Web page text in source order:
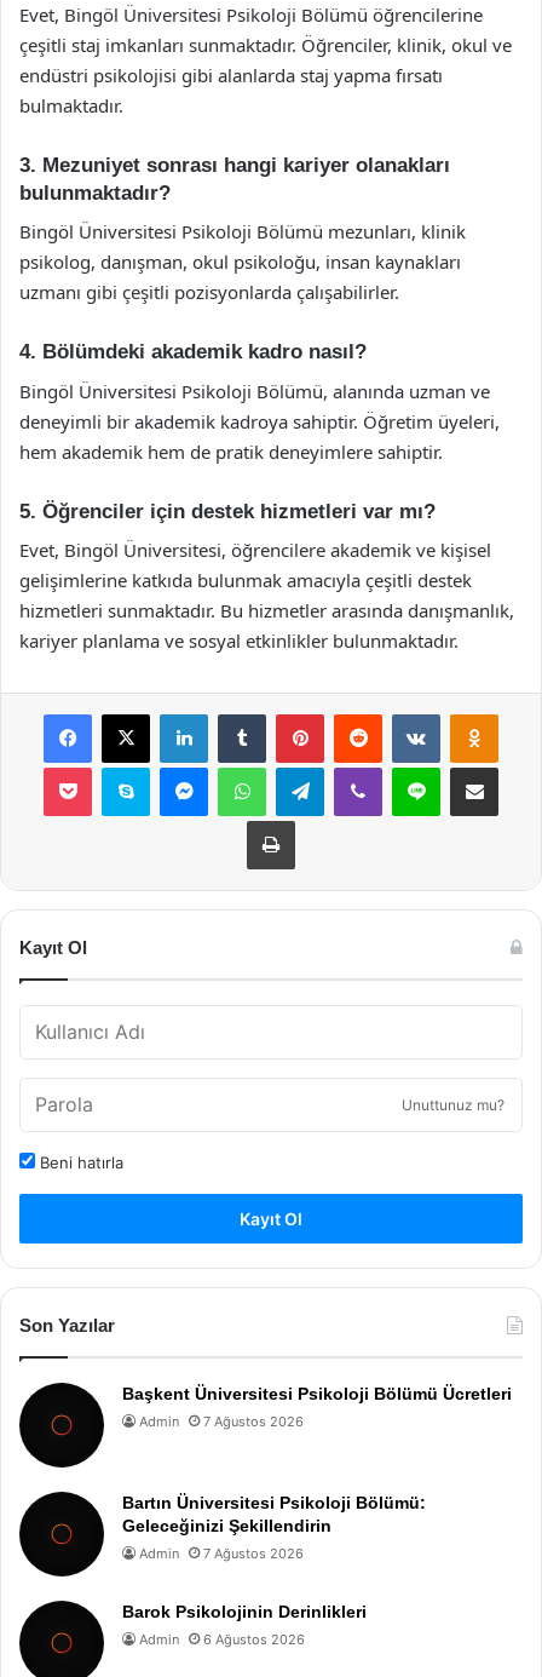
Evet, Bingöl Üniversitesi Psikoloji Bölümü öğrencilerine
çeşitli staj imkanları sunmaktadır. Öğrenciler, klinik, okul ve
endüstri psikolojisi gibi alanlarda staj yapma fırsatı
bulmaktadır.
3. Mezuniyet sonrası hangi kariyer olanakları
bulunmaktadır?
Bingöl Üniversitesi Psikoloji Bölümü mezunları, klinik
psikolog, danışman, okul psikoloğu, insan kaynakları
uzmanı gibi çeşitli pozisyonlarda çalışabilirler.
4. Bölümdeki akademik kadro nasıl?
Bingöl Üniversitesi Psikoloji Bölümü, alanında uzman ve
deneyimli bir akademik kadroya sahiptir. Öğretim üyeleri,
hem akademik hem de pratik deneyimlere sahiptir.
5. Öğrenciler için destek hizmetleri var mı?
Evet, Bingöl Üniversitesi, öğrencilere akademik ve kişisel
gelişimlerine katkıda bulunmak amacıyla çeşitli destek
hizmetleri sunmaktadır. Bu hizmetler arasında danışmanlık,
kariyer planlama ve sosyal etkinlikler bulunmaktadır.
Facebook
X LinkedInTumblr PinterestReddit VKontakte
Pocket Skype MessengerWhatsAppTelegramViber Line E-Posta ile
Yazdır
Kayıt Ol
Unuttunuz mu?
Beni hatırla
Kayıt Ol
Son Yazılar
Başkent Üniversitesi Psikoloji Bölümü Ücretleri
Admin 7 Ağustos 2026
Bartın Üniversitesi Psikoloji Bölümü:
Geleceğinizi Şekillendirin
Admin 7 Ağustos 2026
Barok Psikolojinin Derinlikleri
Admin 6 Ağustos 2026